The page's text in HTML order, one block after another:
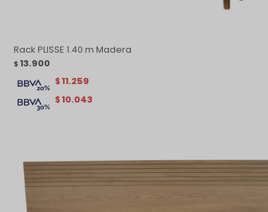
Rack PLISSE 1.40 m Madera
$ 13.900
$10.043
$11.259